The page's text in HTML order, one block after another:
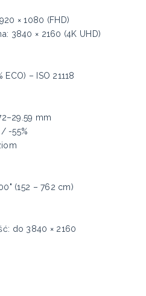
× 1080 (FHD)
3840 × 2160 (4K UHD)
– ISO 21118
mm
/ -55%
(152 – 762 cm)
do 3840 × 2160